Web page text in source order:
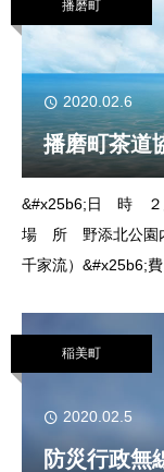
播磨町
2020.02.6
播磨町茶
&#x25b6;日 時 ２
場 所 野添北公園
千家流）
稲美町
2020.02.5
防災行政無